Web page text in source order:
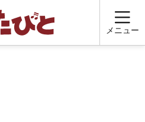
メニュー